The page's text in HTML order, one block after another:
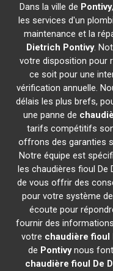
Dans la ville de Pontivy
les services d'un
maintenance et la
Dietrich Pontivy.
votre disposition pour
ce soit pour une
vérification annuelle.
délais les plus brefs,
une panne de
tarifs compétitifs
offrons des garanties
Notre équipe est
les chaudières fioul De
de vous offrir des
pour votre système
écoute pour
fournir des
votre chaudière fioul
de Pontivynous font
chaudière fioul De